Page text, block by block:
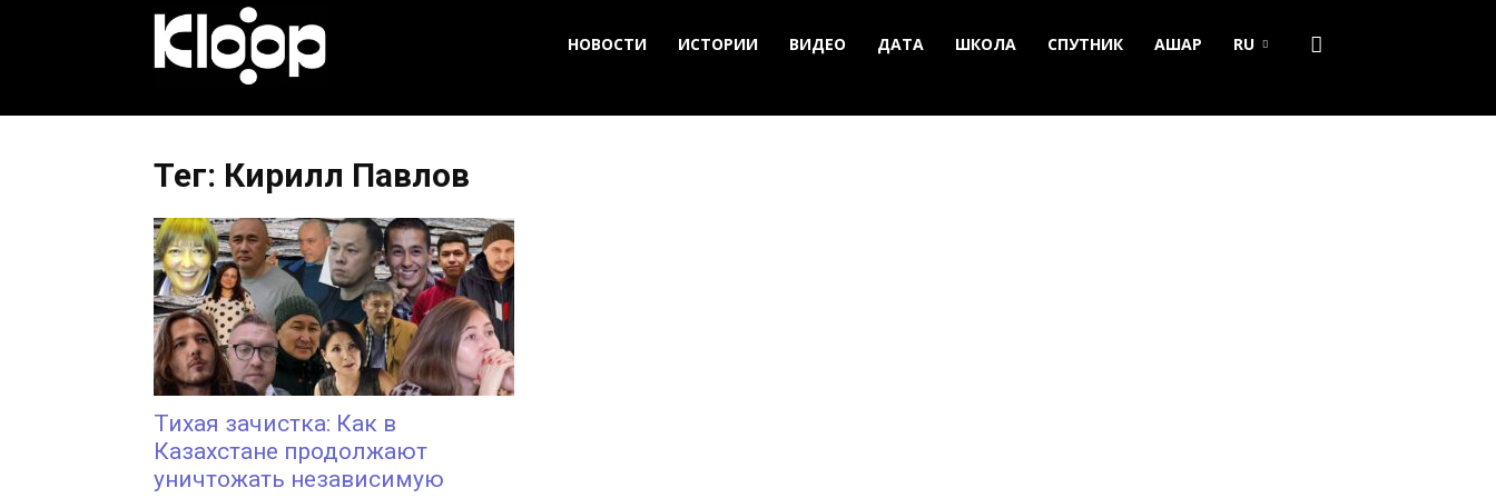
Новости
Кыргызстана
НОВОСТИ ИСТОРИИ ВИДЕО ДАТА ШКОЛА СПУТНИК АШАР RU
Тег: Кирилл Павлов
Тихая зачистка: Как в
Казахстане продолжают
уничтожать независимую